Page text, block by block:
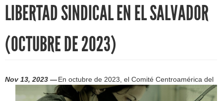
LIBERTAD SINDICAL EN EL SALVADOR
(OCTUBRE DE 2023)
Nov 13, 2023 —En octubre de 2023, el Comité Centroamérica del
c
h
f
o